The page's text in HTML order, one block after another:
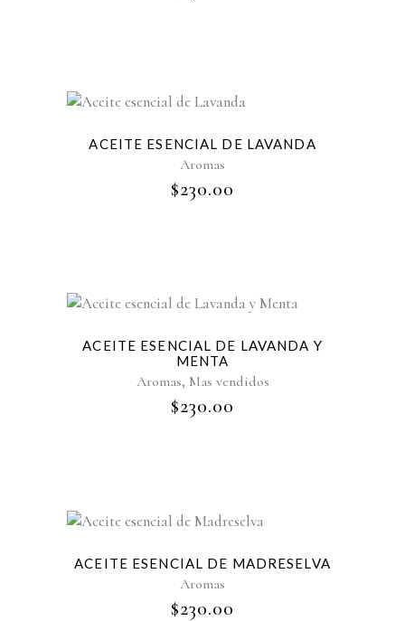
ACEITE ESENCIAL DE LAVANDA
Aromas
$230.00
ACEITE ESENCIAL DE LAVANDA Y
MENTA
Aromas, Mas vendidos
$230.00
ACEITE ESENCIAL DE MADRESELVA
Aromas
$230.00